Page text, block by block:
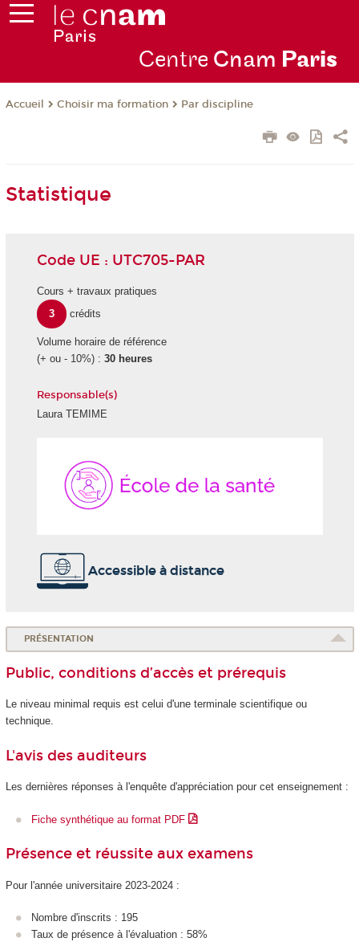
Centre Cnam Paris
Accueil Choisir ma formation Par discipline
Statistique
Code UE : UTC705-PAR
Cours + travaux pratiques
3
crédits
Volume horaire de référence
(+ ou - 10%) : 30 heures
Responsable(s)
Laura TEMIME
Accessible à distance
PRÉSENTATION
Public, conditions d’accès et prérequis
Le niveau minimal requis est celui d'une terminale scientifique ou
technique.
L'avis des auditeurs
Les dernières réponses à l'enquête d'appréciation pour cet enseignement :
Fiche synthétique au format PDF
Présence et réussite aux examens
Pour l'année universitaire 2023-2024 :
Nombre d'inscrits : 195
Taux de présence à l'évaluation : 58%